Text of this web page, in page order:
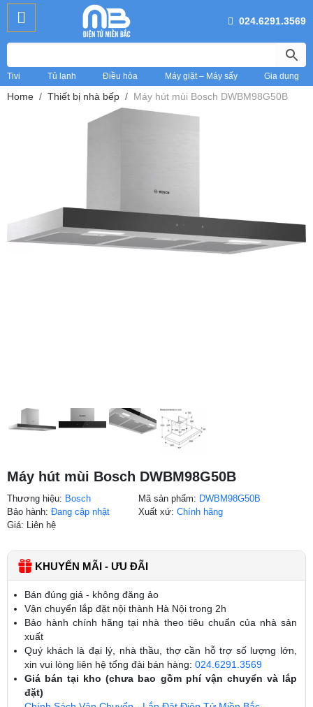
024.6291.3569
Tivi Tủ lạnh Điều hòa Máy giặt – Máy sấy Gia dụng
Home Thiết bị nhà bếp Máy hút mùi Bosch DWBM98G50B
Máy hút mùi Bosch DWBM98G50B
Thương hiệu: Bosch
Bảo hành: Đang cập nhật
Mã sản phẩm: DWBM98G50B
Xuất xứ:Chính hãng
Giá: Liên hệ
KHUYẾN MÃI - ƯU ĐÃI
Bán đúng giá - không đăng ảo
Vận chuyển lắp đặt nội thành Hà Nội trong 2h
Bảo hành chính hãng tại nhà theo tiêu chuẩn của nhà sản
xuất
Quý khách là đại lý, nhà thầu, thợ cần hỗ trợ số lượng lớn,
xin vui lòng liên hệ tổng đài bán hàng: 024.6291.3569
Giá bán tại kho (chưa bao gồm phí vận chuyển và lắp
đặt)